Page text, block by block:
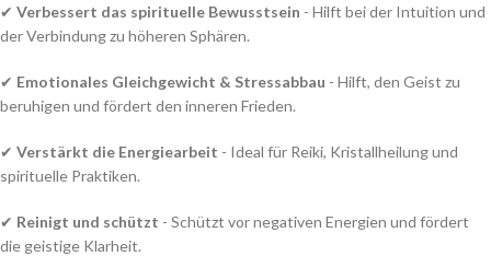
✔ Verbessert das spirituelle Bewusstsein - Hilft bei der Intuition und
der Verbindung zu höheren Sphären.
✔ Emotionales Gleichgewicht & Stressabbau - Hilft, den Geist zu
beruhigen und fördert den inneren Frieden.
✔ Verstärkt die Energiearbeit - Ideal für Reiki, Kristallheilung und
spirituelle Praktiken.
✔ Reinigt und schützt - Schützt vor negativen Energien und fördert
die geistige Klarheit.